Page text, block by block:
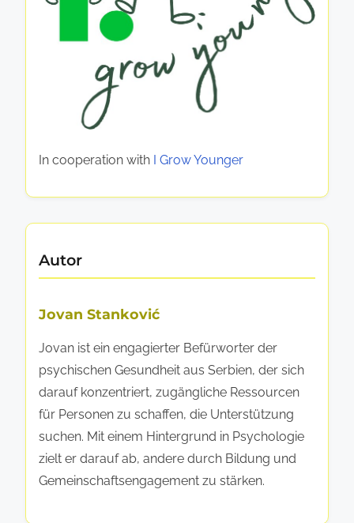
f
a
e
In cooperation with I Grow Younger
Autor
Jovan Stanković
Jovan ist ein engagierter Befürworter der
psychischen Gesundheit aus Serbien, der sich
darauf konzentriert, zugängliche Ressourcen
für Personen zu schaffen, die Unterstützung
suchen. Mit einem Hintergrund in Psychologie
zielt er darauf ab, andere durch Bildung und
Gemeinschaftsengagement zu stärken.